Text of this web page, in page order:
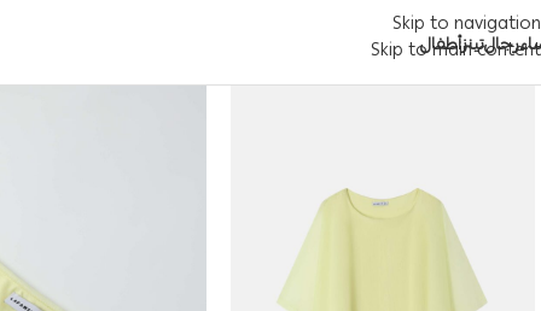
Skip to navigation
Skip to main content
رجالتينزأطفال